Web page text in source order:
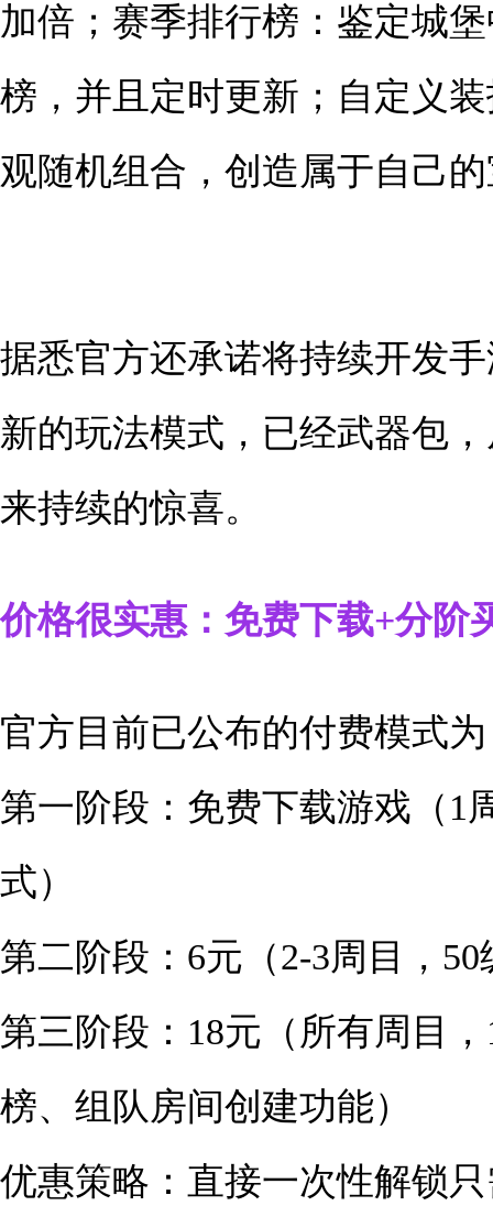
加倍；赛季排行榜：鉴定城
榜，并且定时更新；自定义
观随机组合，创造属于自己
据悉官方还承诺将持续开发
新的玩法模式，已经武器包
来持续的惊喜。
价格很实惠：免费下载+分阶
官方目前已公布的付费模式
第一阶段：免费下载游戏（1
式）
第二阶段：6元（2-3周目，
第三阶段：18元（所有周目
榜、组队房间创建功能）
优惠策略：直接一次性解锁